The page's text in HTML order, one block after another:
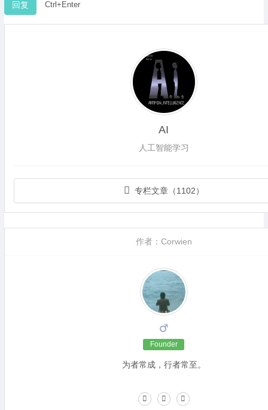
Ctrl+Enter
AI
人工智能学习
专栏文章（1102）
作者：Corwien
Founder
为者常成，行者常至。